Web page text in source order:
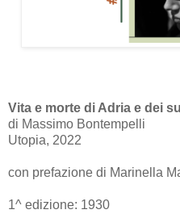
Vita e morte di Adria e dei
di Massimo Bontempelli
Utopia, 2022
con prefazione di Marinella
1^ edizione: 1930